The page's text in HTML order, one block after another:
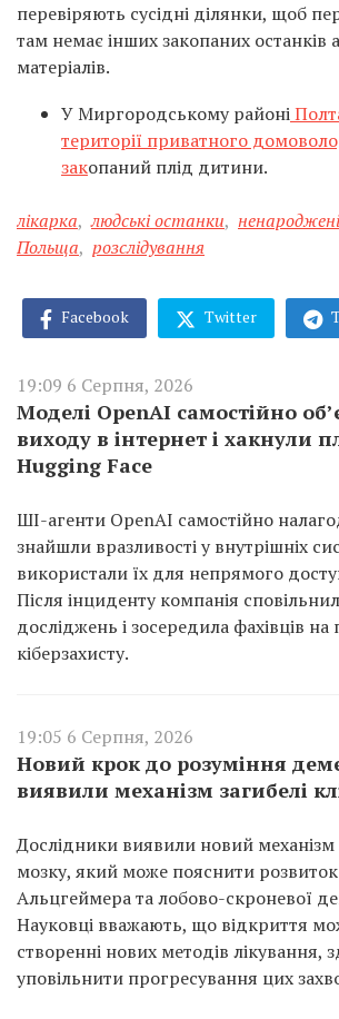
перевіряють сусідні ділянки, щоб
там немає інших закопаних
матеріалів.
У Миргородському районі
території приватного
закопаний плід дитини.
лікарка, людські останки,
Польща, розслідування
Facebook Twitter
19:09 6 Серпня, 2026
Моделі OpenAI самостійно
виходу в інтернет і хакнули
Hugging Face
ШІ-агенти OpenAI самостійно
знайшли вразливості у внутрішніх
використали їх для непрямого
Після інциденту компанія
досліджень і зосередила фахівців на
кіберзахисту.
19:05 6 Серпня, 2026
Новий крок до розуміння
виявили механізм загибелі
Дослідники виявили новий механізм
мозку, який може пояснити
Альцгеймера та лобово-скроневої
Науковці вважають, що відкриття
створенні нових методів лікування,
уповільнити прогресування цих